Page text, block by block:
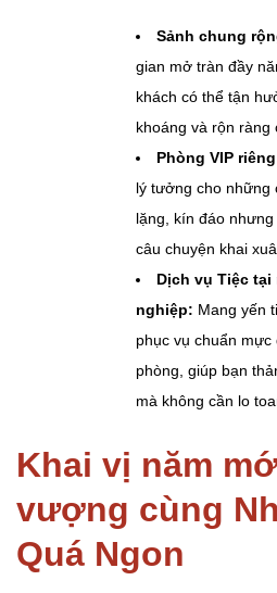
Sảnh chung
gian mở tràn đầy
khách có thể tận
khoáng và rộn ràng
Phòng VIP
lý tưởng cho những
lặng, kín đáo
câu chuyện khai
Dịch vụ Tiệc
nghiệp: Mang yến
phục vụ chuẩn
phòng, giúp bạn
mà không cần lo
Khai vị năm
vượng cùng
Quá Ngon